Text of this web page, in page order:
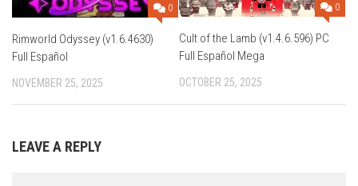
0
Rimworld Odyssey (v1.6.4630)
Full Español
NOVEMBER 25, 2025
0
Cult of the Lamb (v1.4.6.596) PC
Full Español Mega
OCTOBER 25, 2025
LEAVE A REPLY